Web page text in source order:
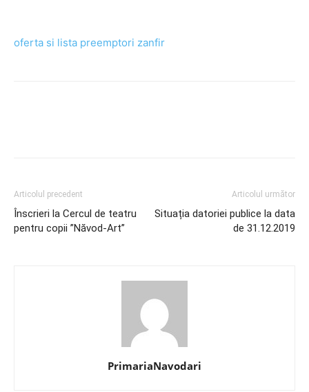
oferta si lista preemptori zanfir
Articolul precedent
Înscrieri la Cercul de teatru
pentru copii ”Năvod-Art”
Articolul următor
Situația datoriei publice la data
de 31.12.2019
PrimariaNavodari